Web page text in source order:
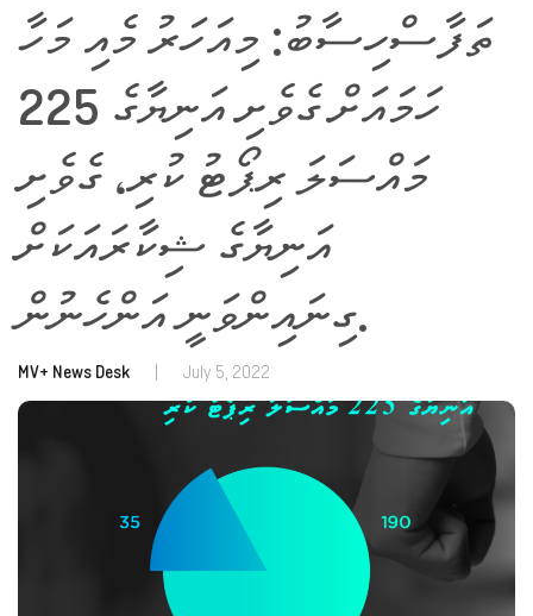
ތަފާސްހިސާބު: މިއަހަރު މެއި މަހާ
ހަމައަށް ގެވެށި އަނިޔާގެ 225
މައްސަލަ ރިޕޯޓު ކުރި، ގެވެށި
އަނިޔާގެ ޝިކާރައަކަށް
ގިނައިންވަނީ އަންހެނުން.
MV+ News Desk July 5, 2022